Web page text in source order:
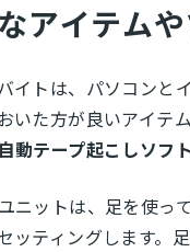
アイテム
イトは、パソコンと
いた方が良いアイテ
自動テープ起こしソフト
ニットは、足を使っ
ッティングします。